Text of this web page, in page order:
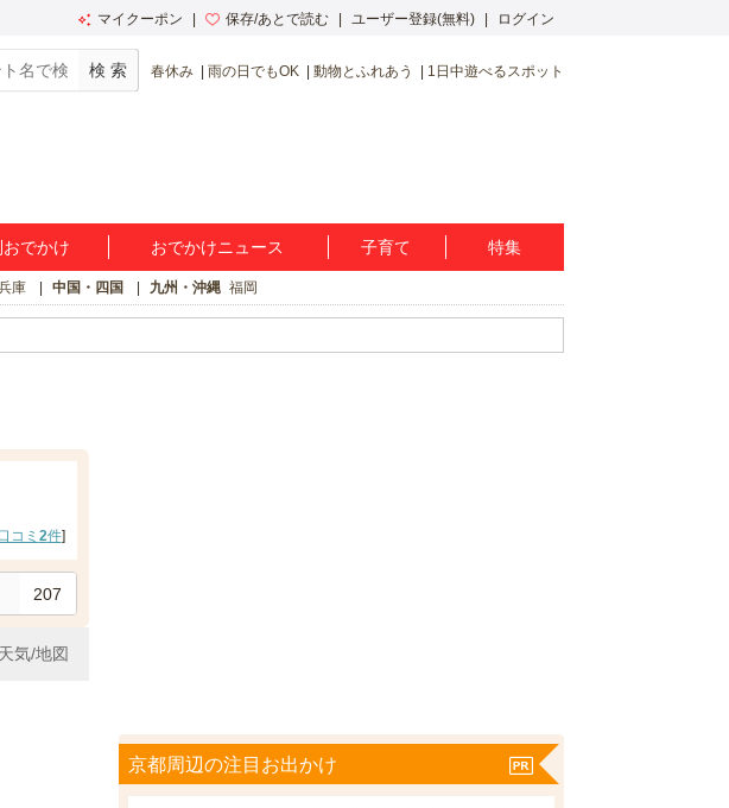
マイクーポン 保存/あとで読む ユーザー登録(無料) ログイン
春休み 雨の日でもOK 動物とふれあう 1日中遊べるスポット
でかけ おでかけニュース 子育て 特集
庫 中国・四国 九州・沖縄 福岡
コミ 2件]
207
天気/地図
京都周辺の注目お出かけ